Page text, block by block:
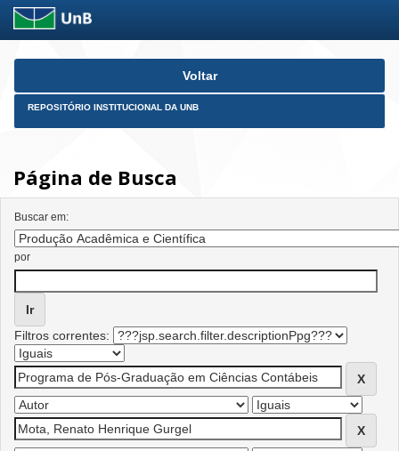
Skip
Voltar
REPOSITÓRIO INSTITUCIONAL DA UNB
Página de Busca
Buscar em:
por
Filtros correntes: